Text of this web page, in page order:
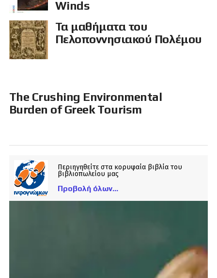
Winds
Τα μαθήματα του
Πελοποννησιακού Πολέμου
The Crushing Environmental
Burden of Greek Tourism
Περιηγηθείτε στα κορυφαία βιβλία του
βιβλιοπωλείου μας
Προβολή όλων